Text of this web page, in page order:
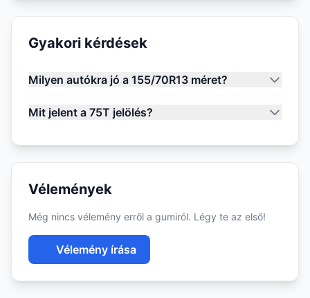
Gyakori kérdések
Milyen autókra jó a 155/70R13 méret?
Mit jelent a 75T jelölés?
Vélemények
Még nincs vélemény erről a gumiról. Légy te az első!
Vélemény írása